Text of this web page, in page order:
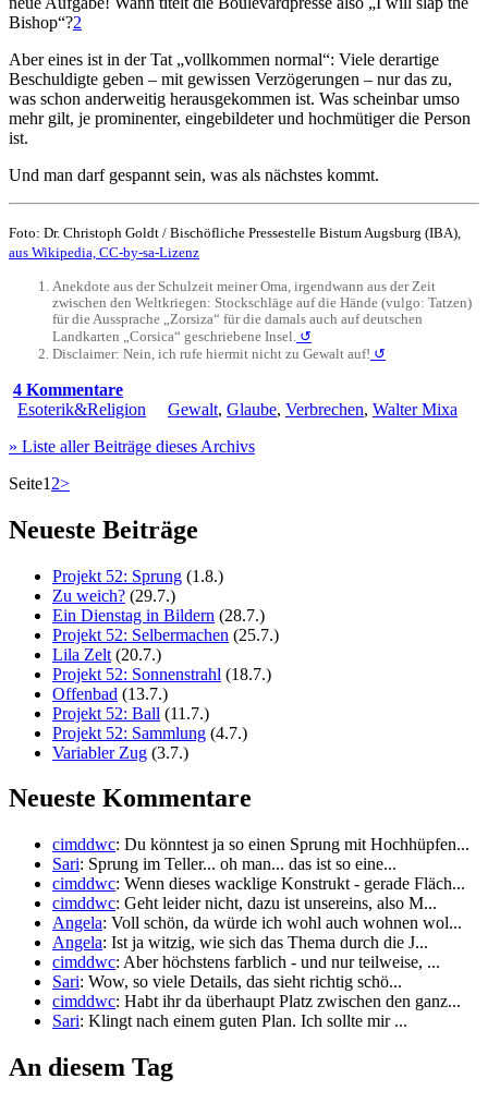
Bishop“?2
Aber eines ist in der Tat „vollkommen normal“: Viele derartige
Beschuldigte geben – mit gewissen Verzögerungen – nur das zu,
was schon anderweitig herausgekommen ist. Was scheinbar umso
mehr gilt, je prominenter, eingebildeter und hochmütiger die Person
ist.
Und man darf gespannt sein, was als nächstes kommt.
Foto: Dr. Christoph Goldt / Bischöfliche Pressestelle Bistum Augsburg (IBA),
aus Wikipedia, CC-by-sa-Lizenz
Anekdote aus der Schulzeit meiner Oma, irgendwann aus der Zeit
zwischen den Weltkriegen: Stockschläge auf die Hände (vulgo: Tatzen)
für die Aussprache „Zorsiza“ für die damals auch auf deutschen
Landkarten „Corsica“ geschriebene Insel. ↺
Disclaimer: Nein, ich rufe hiermit nicht zu Gewalt auf! ↺
4 Kommentare
Esoterik&Religion
Gewalt, Glaube, Verbrechen, Walter Mixa
» Liste aller Beiträge dieses Archivs
Seite1 2>
Neueste Beiträge
Projekt 52: Sprung (1.8.)
Zu weich? (29.7.)
Ein Dienstag in Bildern (28.7.)
Projekt 52: Selbermachen (25.7.)
Lila Zelt (20.7.)
Projekt 52: Sonnenstrahl (18.7.)
Offenbad (13.7.)
Projekt 52: Ball (11.7.)
Projekt 52: Sammlung (4.7.)
Variabler Zug (3.7.)
Neueste Kommentare
cimddwc: Du könntest ja so einen Sprung mit Hochhüpfen...
Sari: Sprung im Teller... oh man... das ist so eine...
cimddwc: Wenn dieses wacklige Konstrukt - gerade Fläch...
cimddwc: Geht leider nicht, dazu ist unsereins, also M...
Angela: Voll schön, da würde ich wohl auch wohnen wol...
Angela: Ist ja witzig, wie sich das Thema durch die J...
cimddwc: Aber höchstens farblich - und nur teilweise, ...
Sari: Wow, so viele Details, das sieht richtig schö...
cimddwc: Habt ihr da überhaupt Platz zwischen den ganz...
Sari: Klingt nach einem guten Plan. Ich sollte mir ...
An diesem Tag